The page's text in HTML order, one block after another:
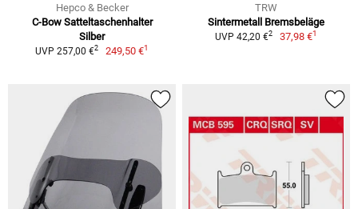
Hepco & Becker
C-Bow Satteltaschenhalter
Silber
UVP 257,00 €2 249,50 €1
TRW
Sintermetall Bremsbeläge
UVP 42,20 €2 37,98 €1